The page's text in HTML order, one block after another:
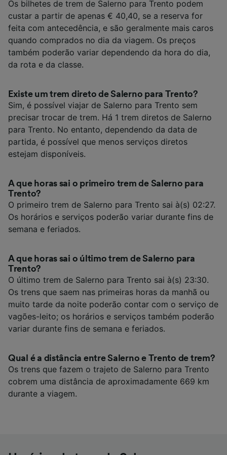
Os bilhetes de trem de Salerno para Trento podem
custar a partir de apenas € 40,40, se a reserva for
feita com antecedência, e são geralmente mais caros
quando comprados no dia da viagem. Os preços
também poderão variar dependendo da hora do dia,
da rota e da classe.
Existe um trem direto de Salerno para Trento?
Sim, é possível viajar de Salerno para Trento sem
precisar trocar de trem. Há 1 trem diretos de Salerno
para Trento. No entanto, dependendo da data de
partida, é possível que menos serviços diretos
estejam disponíveis.
A que horas sai o primeiro trem de Salerno para
Trento?
O primeiro trem de Salerno para Trento sai à(s) 02:27.
Os horários e serviços poderão variar durante fins de
semana e feriados.
A que horas sai o último trem de Salerno para
Trento?
O último trem de Salerno para Trento sai à(s) 23:30.
Os trens que saem nas primeiras horas da manhã ou
muito tarde da noite poderão contar com o serviço de
vagões-leito; os horários e serviços também poderão
variar durante fins de semana e feriados.
Qual é a distância entre Salerno e Trento de trem?
Os trens que fazem o trajeto de Salerno para Trento
cobrem uma distância de aproximadamente 669 km
durante a viagem.